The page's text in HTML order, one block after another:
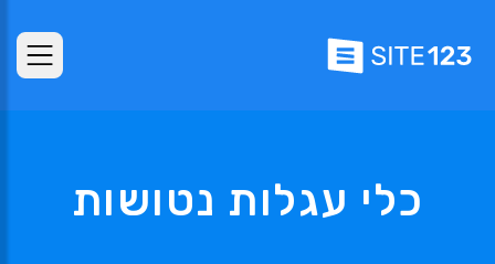
כלי עגלות נטושות